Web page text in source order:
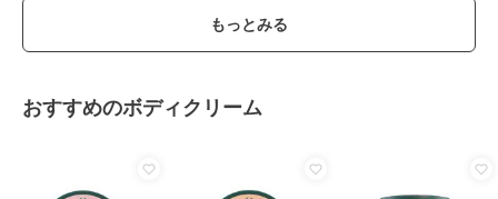
もっとみる
おすすめのボディクリーム